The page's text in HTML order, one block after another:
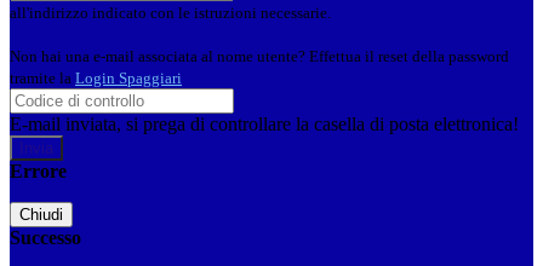
all'indirizzo indicato con le istruzioni necessarie.
Non hai una e-mail associata al nome utente? Effettua il reset della password
tramite la Login Spaggiari
E-mail inviata, si prega di controllare la casella di posta elettronica!
Errore
Chiudi
Successo